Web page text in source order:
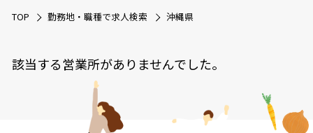
TOP 勤務地・職種で求人検索 沖縄県
該当する営業所がありませんでした。